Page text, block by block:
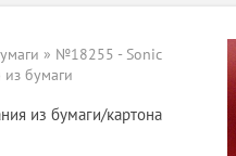
» №18255 - Sonic
бумаги
из бумаги/картона